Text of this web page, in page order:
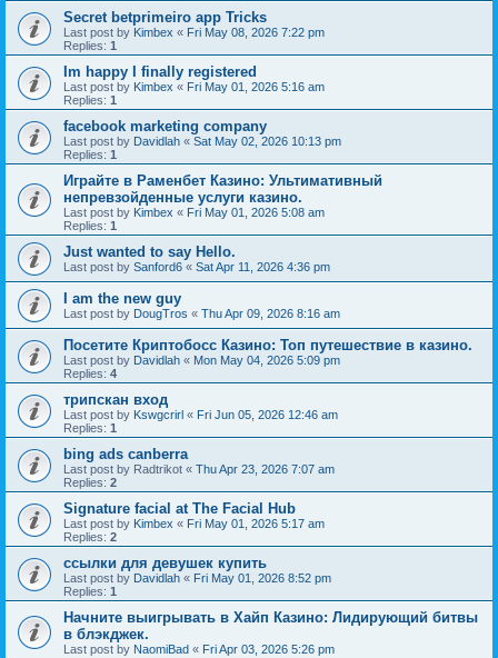
Secret betprimeiro app Tricks
Last post by Kimbex « Fri May 08, 2026 7:22 pm
Replies: 1
Im happy I finally registered
Last post by Kimbex « Fri May 01, 2026 5:16 am
Replies: 1
facebook marketing company
Last post by Davidlah « Sat May 02, 2026 10:13 pm
Replies: 1
Играйте в Раменбет Казино: Ультимативный
непревзойденные услуги казино.
Last post by Kimbex « Fri May 01, 2026 5:08 am
Replies: 1
Just wanted to say Hello.
Last post by Sanford6 « Sat Apr 11, 2026 4:36 pm
I am the new guy
Last post by DougTros « Thu Apr 09, 2026 8:16 am
Посетите Криптобосс Казино: Топ путешествие в казино.
Last post by Davidlah « Mon May 04, 2026 5:09 pm
Replies: 4
трипскан вход
Last post by Kswgcrirl « Fri Jun 05, 2026 12:46 am
Replies: 1
bing ads canberra
Last post by Radtrikot « Thu Apr 23, 2026 7:07 am
Replies: 2
Signature facial at The Facial Hub
Last post by Kimbex « Fri May 01, 2026 5:17 am
Replies: 2
ссылки для девушек купить
Last post by Davidlah « Fri May 01, 2026 8:52 pm
Replies: 1
Начните выигрывать в Хайп Казино: Лидирующий битвы
в блэкджек.
Last post by NaomiBad « Fri Apr 03, 2026 5:26 pm